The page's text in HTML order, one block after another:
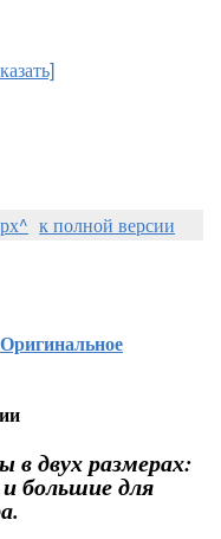
к полной версии
Оригинальное
в двух размерах:
большие для